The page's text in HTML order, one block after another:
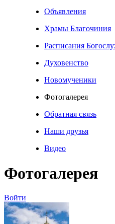
Объявления
Храмы Благочиния
Расписания
Духовенство
Новомученики
Фотогалерея
Обратная связь
Наши друзья
Видео
Фотогалерея
Войти